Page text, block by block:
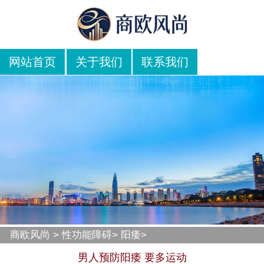
网站首页 关于我们 联系我们
商欧风尚 >性功能障碍> 阳痿>
男人预防阳痿 要多运动